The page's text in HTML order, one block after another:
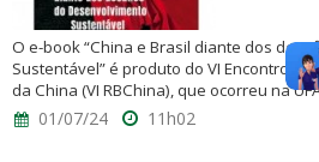
O e-book “China e Brasil diante dos
Sustentável” é produto do VI Encontro
da China (VI RBChina), que ocorreu na
01/07/24 11h02